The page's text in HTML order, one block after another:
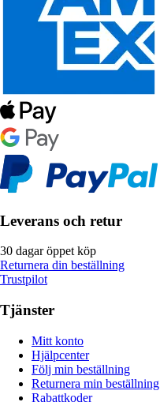
Leverans och retur
30 dagar öppet köp
Returnera din beställning
Trustpilot
Tjänster
Mitt konto
Hjälpcenter
Följ min beställning
Returnera min beställning
Rabattkoder